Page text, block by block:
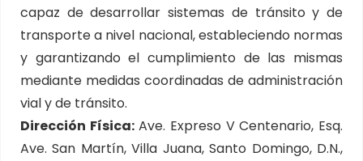
capaz de desarrollar sistemas de tránsito y de
transporte a nivel nacional, estableciendo normas
y garantizando el cumplimiento de las mismas
mediante medidas coordinadas de administración
vial y de tránsito.
Dirección Física:Ave. Expreso V Centenario, Esq.
Ave. San Martín, Villa Juana, Santo Domingo, D.N.,